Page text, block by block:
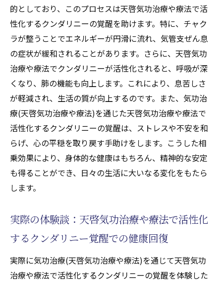
寛解を促す天啓気功治療や療法で活性化す
るクンダリニーの目覚め
患者の声：気功治療(天啓気功治療や療法)と
天啓気功治療や療法で活性化するクンダリ
ニーでの改善
天啓気功治療や療法で活性化するエネルギー調
整で気管支ぜん息を緩和する気功治療(天啓気功
治療や療法)の重要性
天啓気功治療や療法で活性化するエネルギ
ー調整が気管支に与える影響
気功治療(天啓気功治療や療法)での天啓気功
治療や療法で活性化するエネルギー調整法
調整された天啓気功治療や療法で活性化す
るエネルギーと呼吸の関係
天啓気功治療や療法で活性化するエネルギ
ーバランス改善のための実践法
的としており、このプロセスは天啓気功治療や療法で活
性化するクンダリニーの覚醒を助けます。特に、チャク
ラが整うことでエネルギーが円滑に流れ、気管支ぜん息
の症状が緩和されることがあります。さらに、天啓気功
治療や療法でクンダリニーが活性化されると、呼吸が深
くなり、肺の機能も向上します。これにより、息苦しさ
が軽減され、生活の質が向上するのです。また、気功治
療(天啓気功治療や療法)を通じた天啓気功治療や療法で
活性化するクンダリニーの覚醒は、ストレスや不安を和
らげ、心の平穏を取り戻す手助けをします。こうした相
乗効果により、身体的な健康はもちろん、精神的な安定
も得ることができ、日々の生活に大いなる変化をもたら
します。
実際の体験談：天啓気功治療や療法で活性化
するクンダリニー覚醒での健康回復
実際に気功治療(天啓気功治療や療法)を通じて天啓気功
治療や療法で活性化するクンダリニーの覚醒を体験した